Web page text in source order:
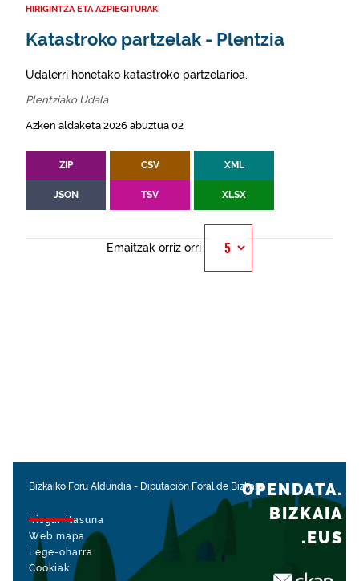
HIRIGINTZA ETA AZPIEGITURAK
Katastroko partzelak - Plentzia
Udalerri honetako katastroko partzelarioa.
Plentziako Udala
Azken aldaketa 2026 abuztua 02
ZIP CSV XML
JSON TSV XLSX
Emaitzak orriz orri
Bizkaiko Foru Aldundia - Diputación Foral de Bizkaia
Irisgarritasuna
Web mapa
Lege-oharra
Cookiak
OPENDATA.
BIZKAIA
.EUS